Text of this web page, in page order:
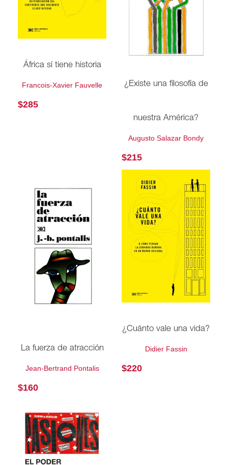
África sí tiene historia
Francois-Xavier Fauvelle
$285
¿Existe una filosofía de
nuestra América?
Augusto Salazar Bondy
$215
La fuerza de atracción
Jean-Bertrand Pontalis
$160
¿Cuánto vale una vida?
Didier Fassin
$220